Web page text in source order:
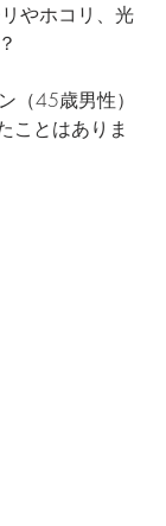
やホコリ、光
（45歳男性）
ことはありま